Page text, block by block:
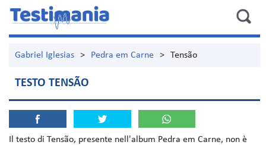
Gabriel Iglesias > Pedra em Carne > Tensão
TESTO TENSÃO
Il testo di Tensão, presente nell'album Pedra em Carne, non è